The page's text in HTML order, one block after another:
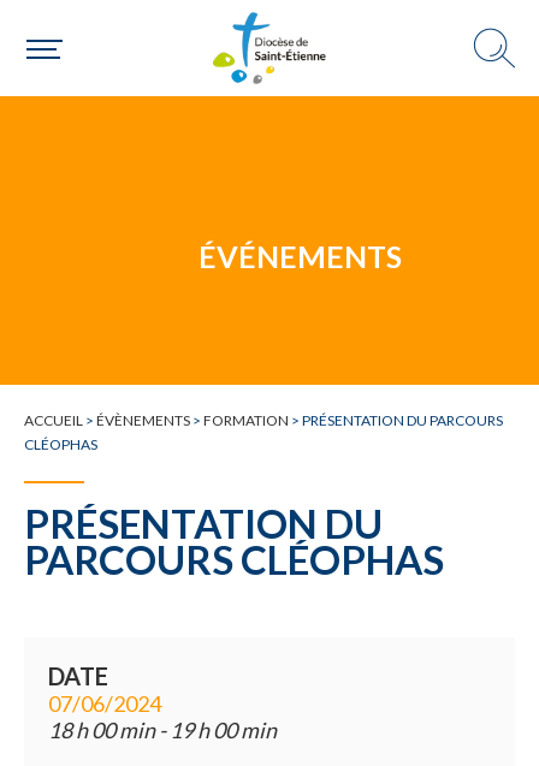
Une personne
ÉVÉNEMENTS
ACCUEIL > ÉVÈNEMENTS > FORMATION > PRÉSENTATION DU PARCOURS
CLÉOPHAS
PRÉSENTATION DU
PARCOURS CLÉOPHAS
DATE
07/06/2024
18 h 00 min - 19 h 00 min